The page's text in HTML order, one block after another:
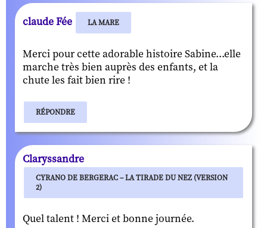
claude Fée LA MARE
Merci pour cette adorable histoire Sabine...elle
marche très bien auprès des enfants, et la
chute les fait bien rire !
RÉPONDRE
Claryssandre
CYRANO DE BERGERAC – LA TIRADE DU NEZ (VERSION
2)
Quel talent ! Merci et bonne journée.